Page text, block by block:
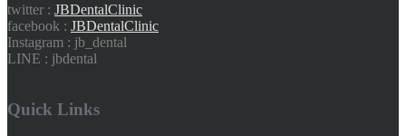
twitter : JBDentalClinic
facebook : JBDentalClinic
Instagram : jb_dental
LINE : jbdental
Quick Links